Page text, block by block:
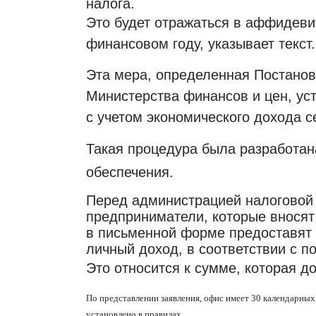
налога.
Это будет отражаться в
финансовом году, указывает текст.
Эта мера, определенная
Министерства финансов и цен,
с учетом экономического дохода
Такая процедура была
обеспечения.
Перед администрацией
предприниматели, которые
в письменной форме
личный доход, в соответствии с
Это относится к сумме, которая
По представлении заявления, офис имеет 30